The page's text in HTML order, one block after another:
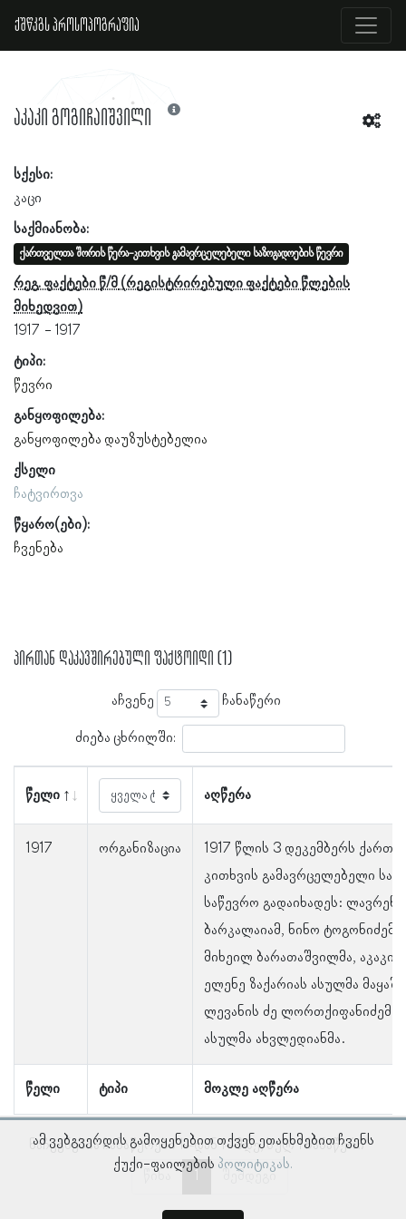
ქშწკგს პროსოპოგრაფია
აკაკი გოგიჩაიშვილი
სქესი:
კაცი
საქმიანობა:
ქართველთა შორის წერა-კითხვის გამავრცელებელი საზოგადოების წევრი
რეგ. ფაქტები წ/მ
1917
1917
ტიპი:
წევრი
განყოფილება:
განყოფილება დაუზუსტებელია
ქსელი
ჩატვირთვა
წყარო(ები):
ჩვენება
პირთან დაკავშირებული ფაქტოიდი (1)
აჩვენე ჩანაწერი
ძიება ცხრილში:
წელი აღწერა
წელი ტიპი მოკლე აღწერა
1917 ორგანიზაცია
1917 წლის 3 დეკემბერს
კითხვის გამავრცელებელი
საწევრო გადაიხადეს:
ბარკალაიამ, ნინო ტოგონიძემ,
მიხეილ ბარათაშვილმა, აკაკი
ელენე ზაქარიას ასულმა
ლევანის ძე ლორთქიფანიძემ
ასულმა ახვლედიანმა.
ნაჩვენებია ჩანაწერები 1–დან 1–მდე, სულ 1 ჩანაწერი
წინა
შემდეგი
ამ ვებგვერდის გამოყენებით თქვენ ეთანხმებით ჩვენს
ქუქი-ფაილების პოლიტიკას.